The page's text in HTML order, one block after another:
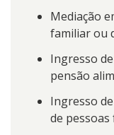
Mediação
familiar ou
Ingresso
pensão
Ingresso
de pessoas